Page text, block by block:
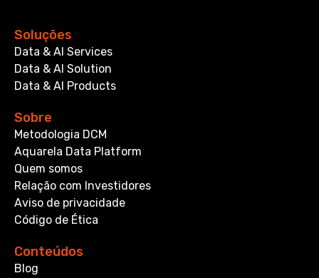
Soluções
Data & AI Services
Data & AI Solution
Data & AI Products
Sobre
Metodologia DCM
Aquarela Data Platform
Quem somos
Relação com Investidores
Aviso de privacidade
Código de Ética
Conteúdos
Blog